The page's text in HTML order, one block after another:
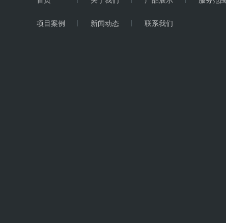
彩涂卷-冠洲彩钢板
项目案例 新闻动态 联系我们